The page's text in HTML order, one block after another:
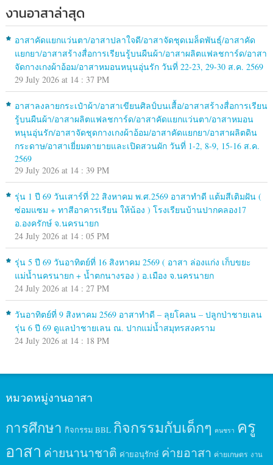
งานอาสาล่าสุด
อาสาคัดแยกแว่นตา/อาสาปลาใจดี/อาสาจัดชุดเมล็ดพันธุ์/อาสาคัด
แยกยา/อาสาสร้างสื่อการเรียนรู้บนผืนผ้า/อาสาผลิตแฟลชการ์ด/อาสา
จัดกางเกงผ้าอ้อม/อาสาหมอนหนุนอุ่นรัก วันที่ 22-23, 29-30 ส.ค. 2569
29 July 2026 at 14 : 37 PM
อาสาลงลายกระเป๋าผ้า/อาสาเขียนศิลป์บนเสื้อ/อาสาสร้างสื่อการเรียน
รู้บนผืนผ้า/อาสาผลิตแฟลชการ์ด/อาสาคัดแยกแว่นตา/อาสาหมอน
หนุนอุ่นรัก/อาสาจัดชุดกางเกงผ้าอ้อม/อาสาคัดแยกยา/อาสาผลิตดิน
กระดาษ/อาสาเยี่ยมตายายและเปิดสวนผัก วันที่ 1-2, 8-9, 15-16 ส.ค.
2569
29 July 2026 at 14 : 39 PM
รุ่น 1 ปี 69 วันเสาร์ที่ 22 สิงหาคม พ.ศ.2569 อาสาทำดี แต้มสีเติมฝัน (
ซ่อมแซม + ทาสีอาคารเรียน ให้น้อง ) โรงเรียนบ้านปากคลอง17
อ.องครักษ์ จ.นครนายก
24 July 2026 at 14 : 05 PM
รุ่น 5 ปี 69 วันอาทิตย์ที่ 16 สิงหาคม 2569 ( อาสา ล่องแก่ง เก็บขยะ
แม่น้ำนครนายก + น้ำตกนางรอง ) อ.เมือง จ.นครนายก
24 July 2026 at 14 : 27 PM
วันอาทิตย์ที่ 9 สิงหาคม 2569 อาสาทำดี – ลุยโคลน – ปลูกป่าชายเลน
รุ่น 6 ปี 69 ดูแลป่าชายเลน ณ. ปากแม่น้ำสมุทรสงคราม
24 July 2026 at 14 : 18 PM
หมวดหมู่งานอาสา
การศึกษา กิจกรรม BBL กิจกรรมกับเด็กๆ คนชรา ครู
อาสา ค่ายนานาชาติ ค่ายอนุรักษ์ ค่ายอาสา ค่ายเกษตร งาน